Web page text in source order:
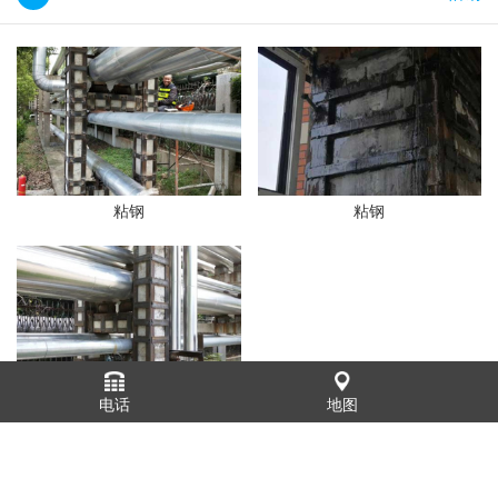
粘钢 粘钢
粘钢
电话 地图